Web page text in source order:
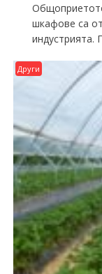
шкафове са
индустрията.
Други